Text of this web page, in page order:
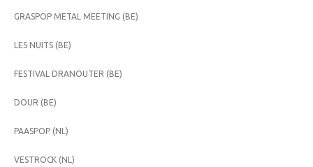
GRASPOP METAL MEETING (BE)
LES NUITS (BE)
FESTIVAL DRANOUTER (BE)
DOUR (BE)
PAASPOP (NL)
VESTROCK (NL)